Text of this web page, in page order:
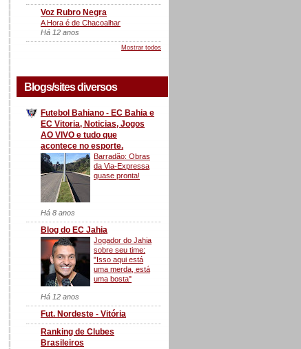
Voz Rubro Negra
A Hora é de Chacoalhar
Há 12 anos
Mostrar todos
Blogs/sites diversos
Futebol Bahiano - EC Bahia e
EC Vitoria, Noticias, Jogos
AO VIVO e tudo que
acontece no esporte.
Barradão: Obras
da Via-Expressa
quase pronta!
Há 8 anos
Blog do EC Jahia
Jogador do Jahia
sobre seu time:
"Isso aqui está
uma merda, está
uma bosta"
Há 12 anos
Fut. Nordeste - Vitória
Ranking de Clubes
Brasileiros